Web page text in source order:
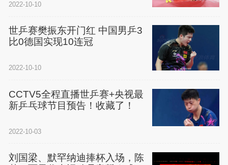
2022-10-10
世乒赛樊振东开门红 中国男乒3
比0德国实现10连冠
2022-10-10
CCTV5全程直播世乒赛+央视最
新乒乓球节目预告！收藏了！
2022-10-03
刘国梁、默罕纳迪捧杯入场，陈